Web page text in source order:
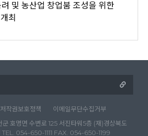
및 농산업 창업붐 조성을 위한
최
저작권보호정책
이메일무단수집거부
호명면 수변로 125 서진타워5층 (재)경상북도
TEL. 054-650-1111 FAX. 054-650-1199